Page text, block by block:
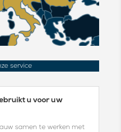
service
u voor uw
samen te werken met